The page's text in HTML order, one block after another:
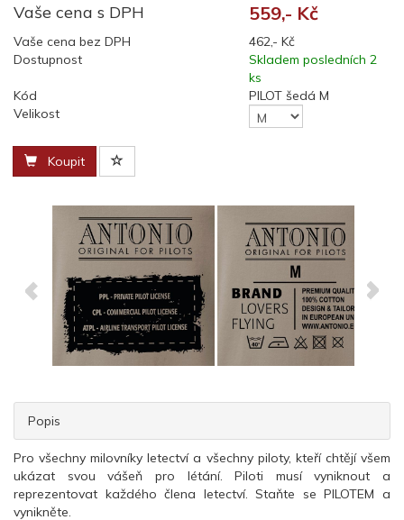
Vaše cena s DPH 559,- Kč
Vaše cena bez DPH
462,- Kč
Dostupnost
Skladem posledních 2
ks
Kód
PILOT šedá M
Velikost
Koupit
Popis
Pro všechny milovníky letectví a všechny piloty, kteří chtějí všem
ukázat svou vášeň pro létání. Piloti musí vyniknout a
reprezentovat každého člena letectví. Staňte se PILOTEM a
vynikněte.